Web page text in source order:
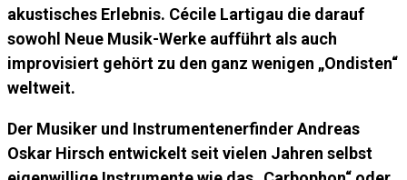
akustisches Erlebnis. Cécile Lartigau die darauf
sowohl Neue Musik-Werke aufführt als auch
improvisiert gehört zu den ganz wenigen „Ondisten“
weltweit.
Der Musiker und InstrumentenerfinderAndreas
Oskar Hirsch entwickelt seit vielen Jahren selbst